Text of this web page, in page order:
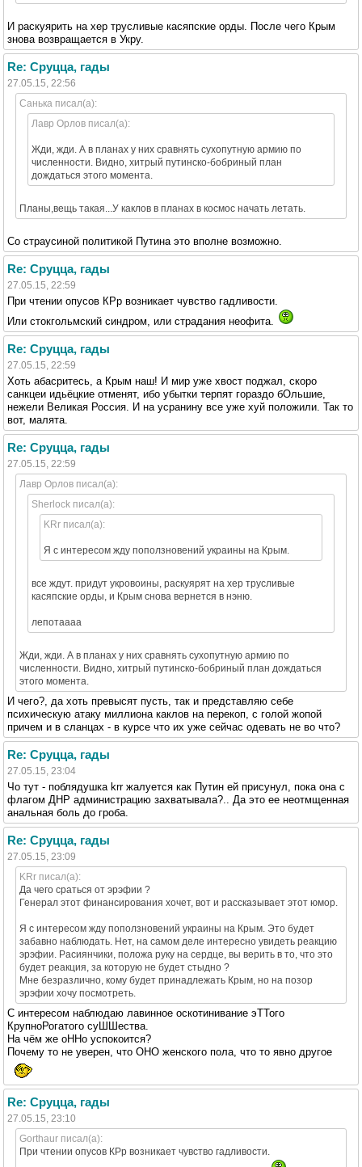
И раскуярить на хер трусливые касяпские орды. После чего Крым
знова возвращается в Укру.
Re: Сруцца, гады
27.05.15, 22:56
Санька писал(а):
Лавр Орлов писал(а):
Жди, жди. А в планах у них сравнять сухопутную армию по
численности. Видно, хитрый путинско-бобриный план
дождаться этого момента.
Планы,вещь такая...У каклов в планах в космос начать летать.
Со страусиной политикой Путина это вполне возможно.
Re: Сруцца, гады
27.05.15, 22:59
При чтении опусов КРр возникает чувство гадливости.
Или стокгольмский синдром, или страдания неофита.
Re: Сруцца, гады
27.05.15, 22:59
Хоть абасритесь, а Крым наш! И мир уже хвост поджал, скоро
санкцеи идьёцкие отменят, ибо убытки терпят гораздо бОльшие,
нежели Великая Россия. И на усранину все уже xyй положили. Так то
вот, малята.
Re: Сруцца, гады
27.05.15, 22:59
Лавр Орлов писал(а):
Sherlock писал(а):
KRr писал(а):
Я с интересом жду поползновений украины на Крым.
все ждут. придут укровоины, раскуярят на хер трусливые
касяпские орды, и Крым снова вернется в нэню.
лепотаааа
Жди, жди. А в планах у них сравнять сухопутную армию по
численности. Видно, хитрый путинско-бобриный план дождаться
этого момента.
И чего?, да хоть превысят пусть, так и представляю себе
психическую атаку миллиона каклов на перекоп, с голой жопой
причем и в сланцах - в курсе что их уже сейчас одевать не во что?
Re: Сруцца, гады
27.05.15, 23:04
Чо тут - поблядушка krr жалуется как Путин ей присунул, пока она с
флагом ДНР администрацию захватывала?.. Да это ее неотмщенная
анальная боль до гроба.
Re: Сруцца, гады
27.05.15, 23:09
KRr писал(а):
Да чего сраться от эрэфии ?
Генерал этот финансирования хочет, вот и рассказывает этот юмор.
Я с интересом жду поползновений украины на Крым. Это будет
забавно наблюдать. Нет, на самом деле интересно увидеть реакцию
эрэфии. Расиянчики, положа руку на сердце, вы верить в то, что это
будет реакция, за которую не будет стыдно ?
Мне безразлично, кому будет принадлежать Крым, но на позор
эрэфии хочу посмотреть.
С интересом наблюдаю лавинное оскотинивание эТТого
КрупноРогатого суШШества.
На чём же оННо успокоится?
Почему то не уверен, что ОНО женского пола, что то явно другое
Re: Сруцца, гады
27.05.15, 23:10
Gorthaur писал(а):
При чтении опусов КРр возникает чувство гадливости.